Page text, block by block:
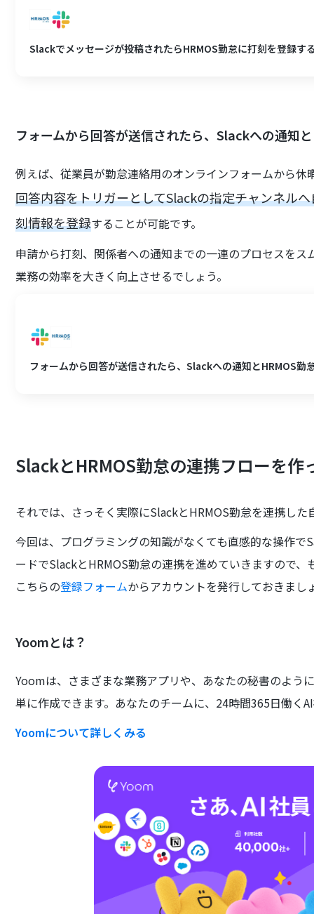
Slackでメッセージが投稿されたらHRMOS勤怠に打刻を登録す
フォームから回答が送信されたら、Slackへの通知
例えば、従業員が勤怠連絡用のオンラインフォームから
回答内容をトリガーとしてSlackの指定チャンネル
刻情報を登録することが可能です。
申請から打刻、関係者への通知までの一連のプロセスを
業務の効率を大きく向上させるでしょう。
フォームから回答が送信されたら、Slackへの通知とHRMOS勤
SlackとHRMOS勤怠の連携フローを作
それでは、さっそく実際にSlackとHRMOS勤怠を連携し
今回は、プログラミングの知識がなくても直感的な操作
ードでSlackとHRMOS勤怠の連携を進めていきますので
こちらの登録フォームからアカウントを発行しておきまし
Yoomとは？
Yoomは、さまざまな業務アプリや、あなたの秘書のよう
単に作成できます。あなたのチームに、24時間365日働く
Yoomについて詳しくみる